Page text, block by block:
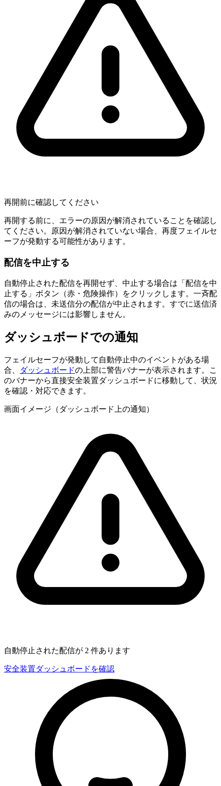
再開前に確認してください
再開する前に、エラーの原因が解消されていることを確認し
てください。原因が解消されていない場合、再度フェイルセ
ーフが発動する可能性があります。
配信を中止する
自動停止された配信を再開せず、中止する場合は「配信を中
止する」ボタン（赤・危険操作）をクリックします。一斉配
信の場合は、未送信分の配信が中止されます。すでに送信済
みのメッセージには影響しません。
ダッシュボードでの通知
フェイルセーフが発動して自動停止中のイベントがある場
合、
ダッシュボードの上部に警告バナーが表示されます。こ
のバナーから直接安全装置ダッシュボードに移動して、状況
を確認・対応できます。
画面イメージ（ダッシュボード上の通知）
自動停止された配信が 2 件あります
安全装置ダッシュボードを確認